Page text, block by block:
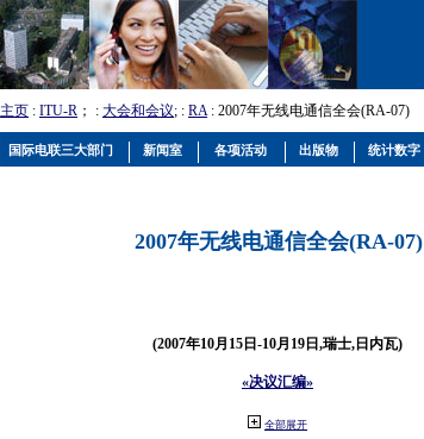
主页 : ITU-R ； : 大会和会议; : RA: 2007年无线电通信全会(RA-07)
2007年无线电通信全会(RA-07)
(2007年10月15日-10月19日,瑞士,日内瓦)
«决议汇编»
全部展开
国际电联三大部门 新闻室 各项活动 出版物 统计数字